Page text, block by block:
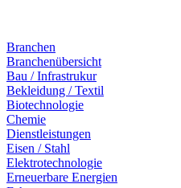
Branchen
Branchenübersicht
Bau / Infrastrukur
Bekleidung / Textil
Biotechnologie
Chemie
Dienstleistungen
Eisen / Stahl
Elektrotechnologie
Erneuerbare Energien